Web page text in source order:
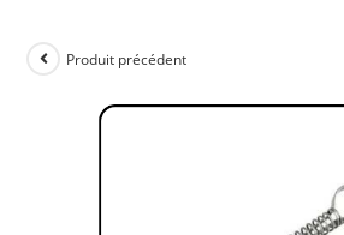
Produit précédent